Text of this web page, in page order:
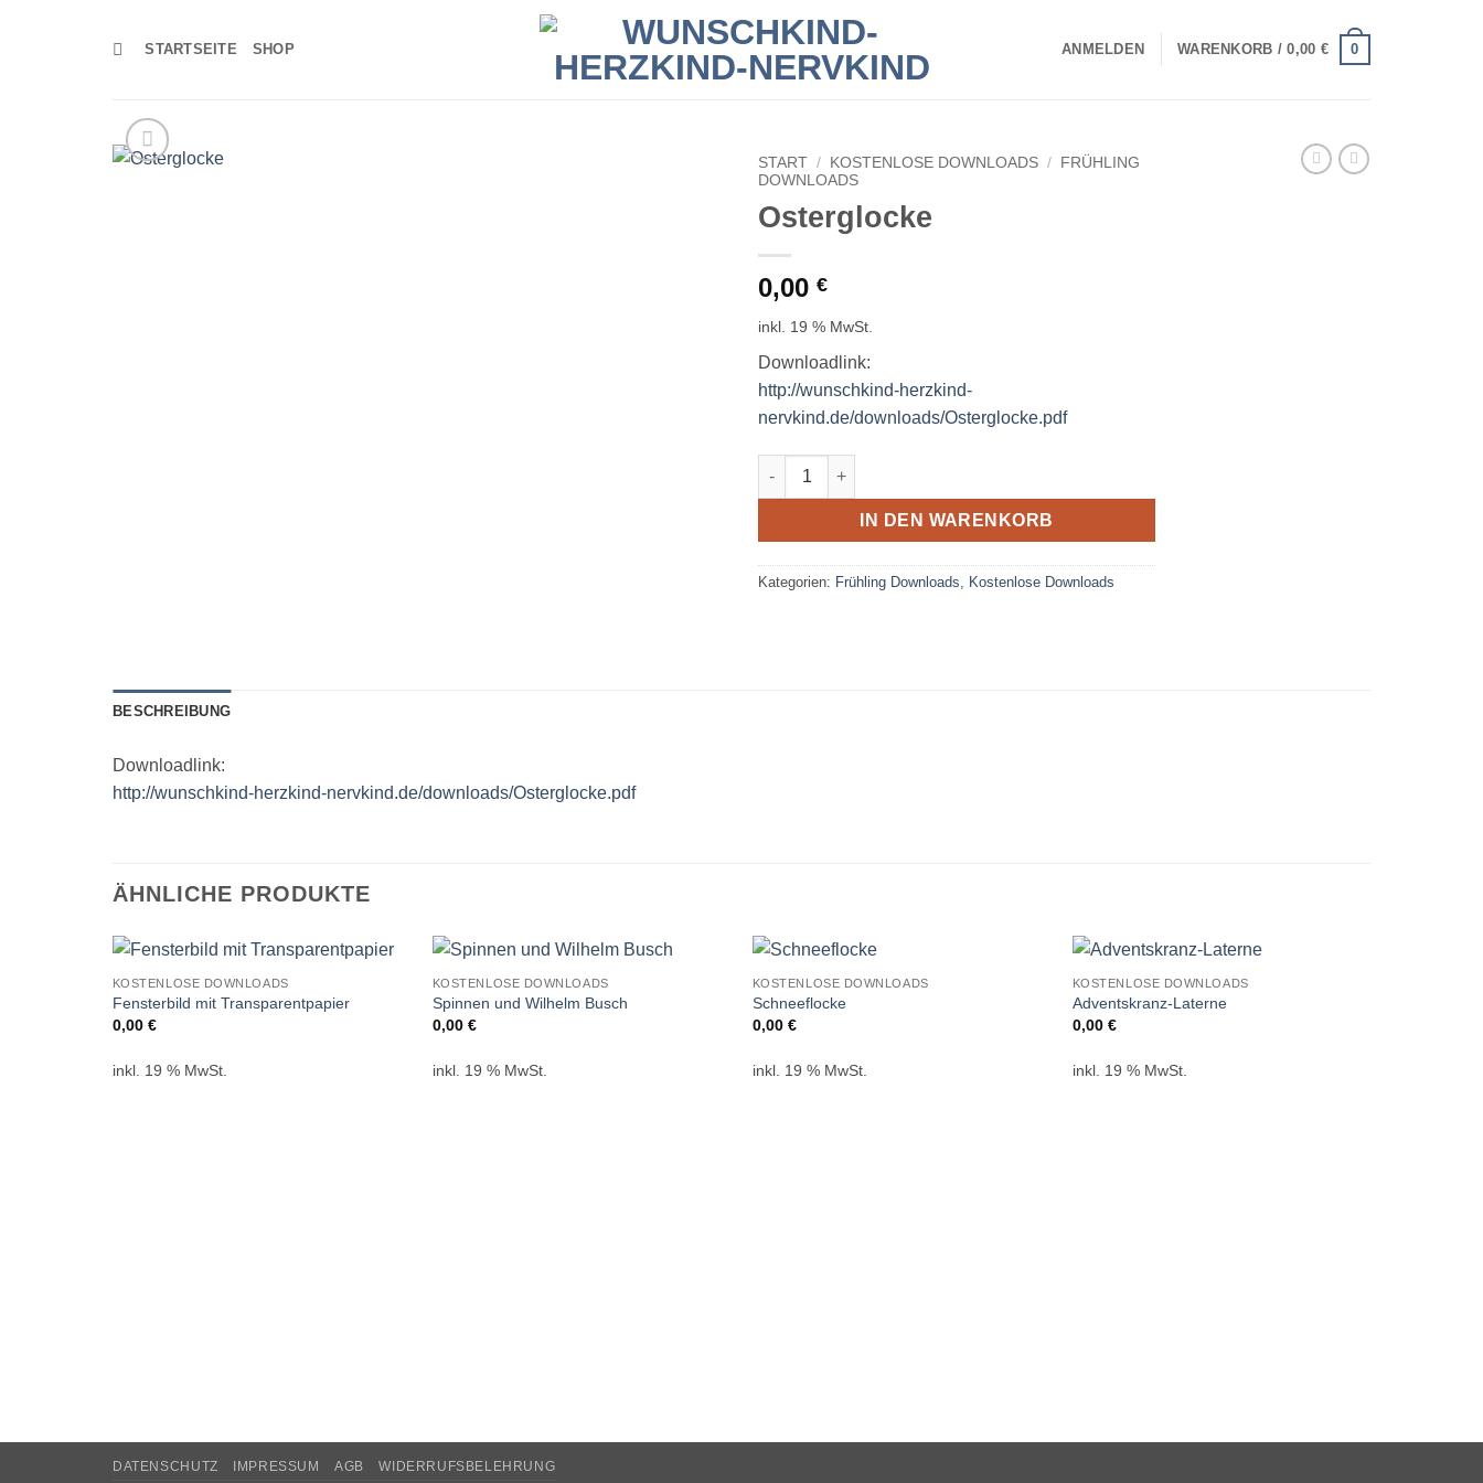
STARTSEITE SHOP ANMELDEN WARENKORB /0,00 € 0
START / KOSTENLOSE DOWNLOADS /
FRÜHLING
DOWNLOADS
Osterglocke
0,00 €
inkl. 19 % MwSt.
Downloadlink:
http://wunschkind-herzkind-
nervkind.de/downloads/Osterglocke.pdf
Osterglocke Menge
IN DEN WARENKORB
Kategorien: Frühling Downloads Kostenlose Downloads
BESCHREIBUNG
Downloadlink:
http://wunschkind-herzkind-nervkind.de/downloads/Osterglocke.pdf
ÄHNLICHE PRODUKTE
KOSTENLOSE DOWNLOADS
Fensterbild mit Transparentpapier
0,00 €
inkl. 19 % MwSt.
KOSTENLOSE DOWNLOADS
Spinnen und Wilhelm Busch
0,00 €
inkl. 19 % MwSt.
KOSTENLOSE DOWNLOADS
Schneeflocke
0,00 €
inkl. 19 % MwSt.
KOSTENLOSE DOWNLOADS
Adventskranz-Laterne
0,00 €
inkl. 19 % MwSt.
DATENSCHUTZ IMPRESSUM AGB WIDERRUFSBELEHRUNG